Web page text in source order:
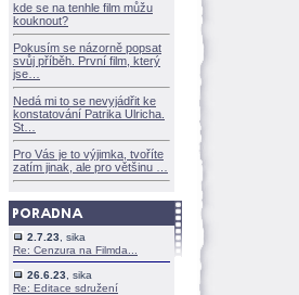
kde se na tenhle film můžu
kouknout?
Pokusím se názorně popsat
svůj příběh. První film, který
jse
Nedá mi to se nevyjádřit ke
konstatování Patrika Ulricha.
St
Pro Vás je to výjimka, tvoříte
zatím jinak, ale pro většinu
2.7.23 , sika
Re: Cenzura na Filmda...
26.6.23 , sika
Re: Editace sdružení